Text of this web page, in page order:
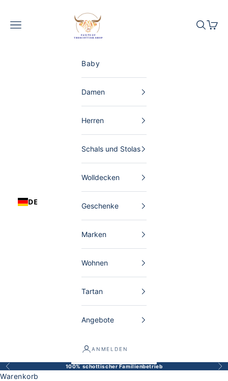
The Scottish Shop Deutschland
DE
Menü Suchen
Baby
Damen
Herren
Schals und Stolas
Wolldecken
Geschenke
Marken
Wohnen
Tartan
Angebote
ANMELDEN
Zurück 100% schottischer Familienbetrieb Vor
Warenkorb